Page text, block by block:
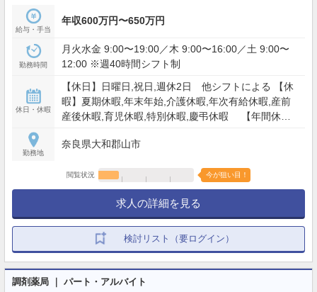
給与・手当
年収600万円〜650万円
勤務時間
月火水金 9:00〜19:00／木 9:00〜16:00／土 9:00〜
12:00 ※週40時間シフト制
休日・休暇
【休日】日曜日,祝日,週休2日 他シフトによる 【休
暇】夏期休暇,年末年始,介護休暇,年次有給休暇,産前
産後休暇,育児休暇,特別休暇,慶弔休暇 【年間休
勤務地
奈良県大和郡山市
閲覧状況 今が狙い目！
求人の詳細を見る
検討リスト（要ログイン）
調剤薬局 ｜ パート・アルバイト